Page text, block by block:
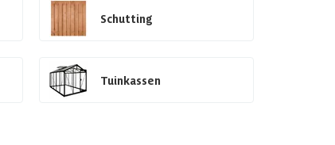
Schutting
Tuinkassen